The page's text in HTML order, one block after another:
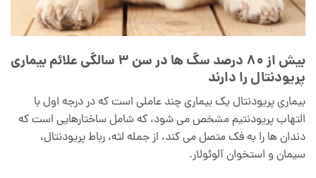
بیش از 80 درصد سگ ها در سن 3 سالگی علائم بیماری
پریودنتال را دارند
بیماری پریودنتال یک بیماری چند عاملی است که در درجه اول با
التهاب پریودنتیم مشخص می شود، که شامل ساختارهایی است که
دندان ها را به فک متصل می کند، از جمله لثه، رباط پریودنتال،
سیمان و استخوان آلوئولار.